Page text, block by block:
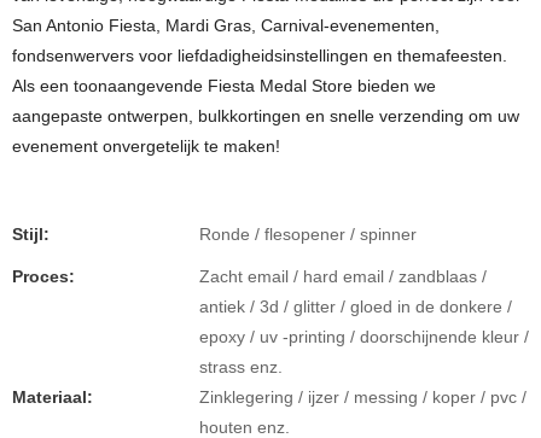
San Antonio Fiesta, Mardi Gras, Carnival-evenementen,
fondsenwervers voor liefdadigheidsinstellingen en themafeesten.
Als een toonaangevende Fiesta Medal Store bieden we
aangepaste ontwerpen, bulkkortingen en snelle verzending om uw
evenement onvergetelijk te maken!
Stijl: Ronde / flesopener / spinner
Proces:
Zacht email / hard email / zandblaas /
antiek / 3d / glitter / gloed in de donkere /
epoxy / uv -printing / doorschijnende kleur /
strass enz.
Materiaal:
Zinklegering / ijzer / messing / koper / pvc /
houten enz.